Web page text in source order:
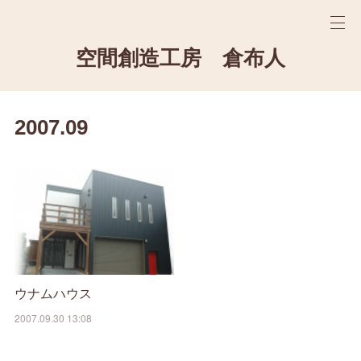
空間創造工房 倉布人
2007.09
ウナムハウス
2007.09.30 13:08